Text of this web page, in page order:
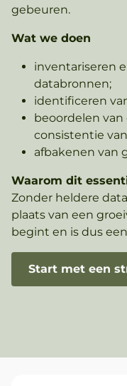
gebeuren.
Wat we doen
inventariseren
databronnen;
identificeren
beoordelen
consistentie
afbakenen van
Waarom dit
Zonder heldere
plaats van een
begint en is dus
Start met een